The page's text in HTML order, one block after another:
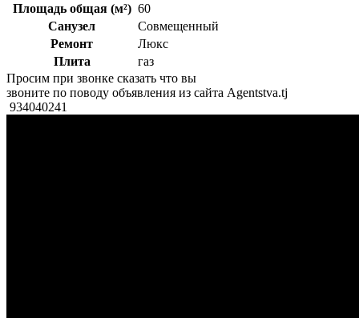
Площадь общая (м²) 60
Санузел
Совмещенный
Ремонт
Люкс
Плита
газ
Просим при звонке сказать что вы
звоните по поводу объявления из сайта Agentstva.tj
934040241